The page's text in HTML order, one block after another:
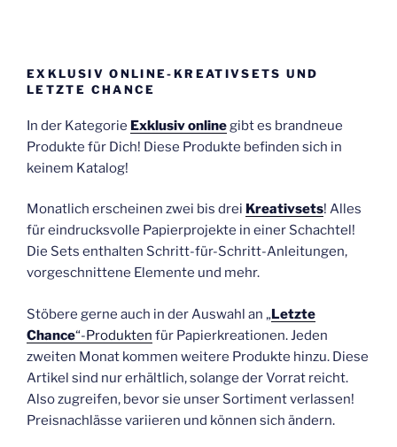
EXKLUSIV ONLINE-KREATIVSETS UND
LETZTE CHANCE
In der Kategorie Exklusiv online gibt es brandneue
Produkte für Dich! Diese Produkte befinden sich in
keinem Katalog!
Monatlich erscheinen zwei bis drei Kreativsets! Alles
für eindrucksvolle Papierprojekte in einer Schachtel!
Die Sets enthalten Schritt-für-Schritt-Anleitungen,
vorgeschnittene Elemente und mehr.
Stöbere gerne auch in der Auswahl an „Letzte
Chance“-Produkten für Papierkreationen. Jeden
zweiten Monat kommen weitere Produkte hinzu. Diese
Artikel sind nur erhältlich, solange der Vorrat reicht.
Also zugreifen, bevor sie unser Sortiment verlassen!
Preisnachlässe variieren und können sich ändern.